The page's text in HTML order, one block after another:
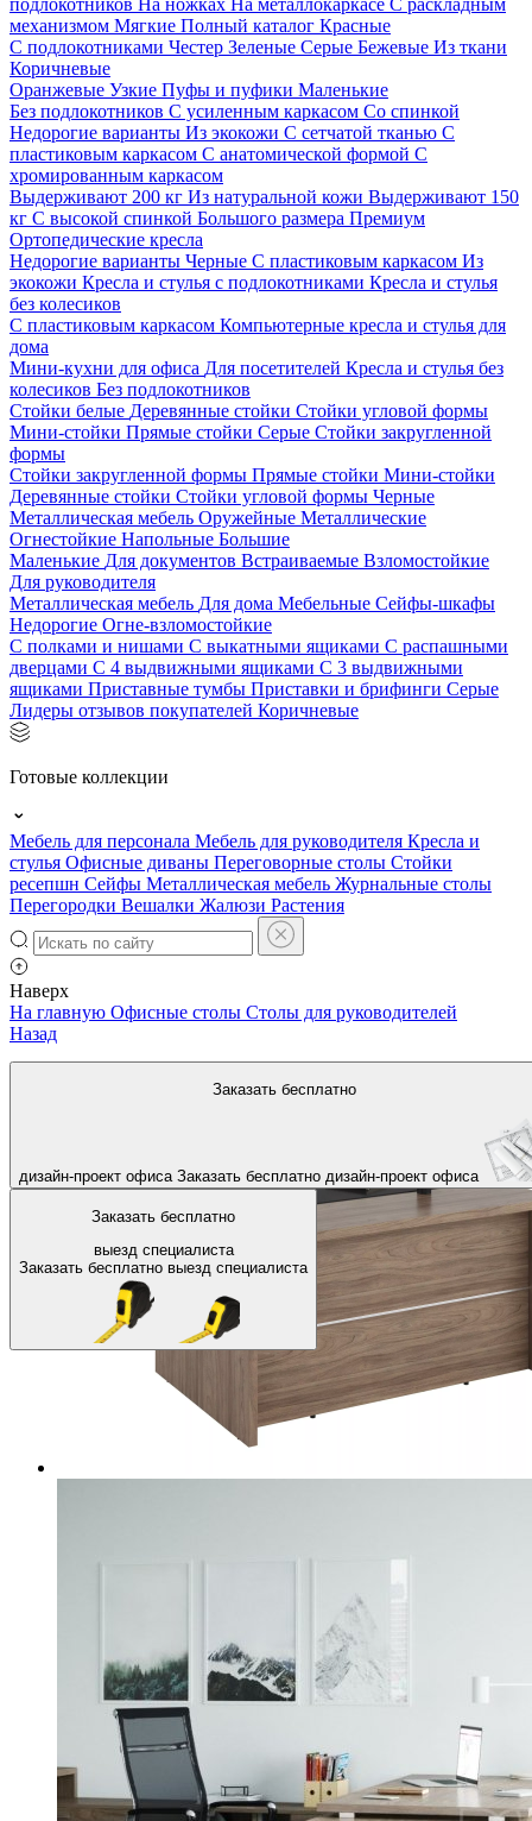
подлокотников На ножках На металлокаркасе С раскладным
механизмом Мягкие Полный каталог Красные
С подлокотниками Честер Зеленые Серые Бежевые Из ткани
Коричневые
Оранжевые Узкие Пуфы и пуфики Маленькие
Без подлокотников С усиленным каркасом Со спинкой
Недорогие варианты Из экокожи С сетчатой тканью С
пластиковым каркасом С анатомической формой С
хромированным каркасом
Выдерживают 200 кг Из натуральной кожи Выдерживают 150
кг С высокой спинкой Большого размера Премиум
Ортопедические кресла
Недорогие варианты Черные С пластиковым каркасом Из
экокожи Кресла и стулья с подлокотниками Кресла и стулья
без колесиков
С пластиковым каркасом Компьютерные кресла и стулья для
дома
Мини-кухни для офиса Для посетителей Кресла и стулья без
колесиков Без подлокотников
Стойки белые Деревянные стойки Стойки угловой формы
Мини-стойки Прямые стойки Серые Стойки закругленной
формы
Стойки закругленной формы Прямые стойки Мини-стойки
Деревянные стойки Стойки угловой формы Черные
Металлическая мебель Оружейные Металлические
Огнестойкие Напольные Большие
Маленькие Для документов Встраиваемые Взломостойкие
Для руководителя
Металлическая мебель Для дома Мебельные Сейфы-шкафы
Недорогие Огне-взломостойкие
С полками и нишами С выкатными ящиками С распашными
дверцами С 4 выдвижными ящиками С 3 выдвижными
ящиками Приставные тумбы Приставки и брифинги Серые
Лидеры отзывов покупателей Коричневые
Готовые коллекции
Мебель для персонала Мебель для руководителя Кресла и
стулья Офисные диваны Переговорные столы Стойки
ресепшн Сейфы Металлическая мебель Журнальные столы
Перегородки Вешалки Жалюзи Растения
Наверх
Заказать бесплатно
дизайн-проект офиса Заказать бесплатно дизайн-проект офиса
Заказать бесплатно
выезд специалиста
Заказать бесплатно выезд специалиста
На главную Офисные столы Столы для руководителей
Назад